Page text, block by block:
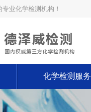
业化学检测机构！
化学检测服务